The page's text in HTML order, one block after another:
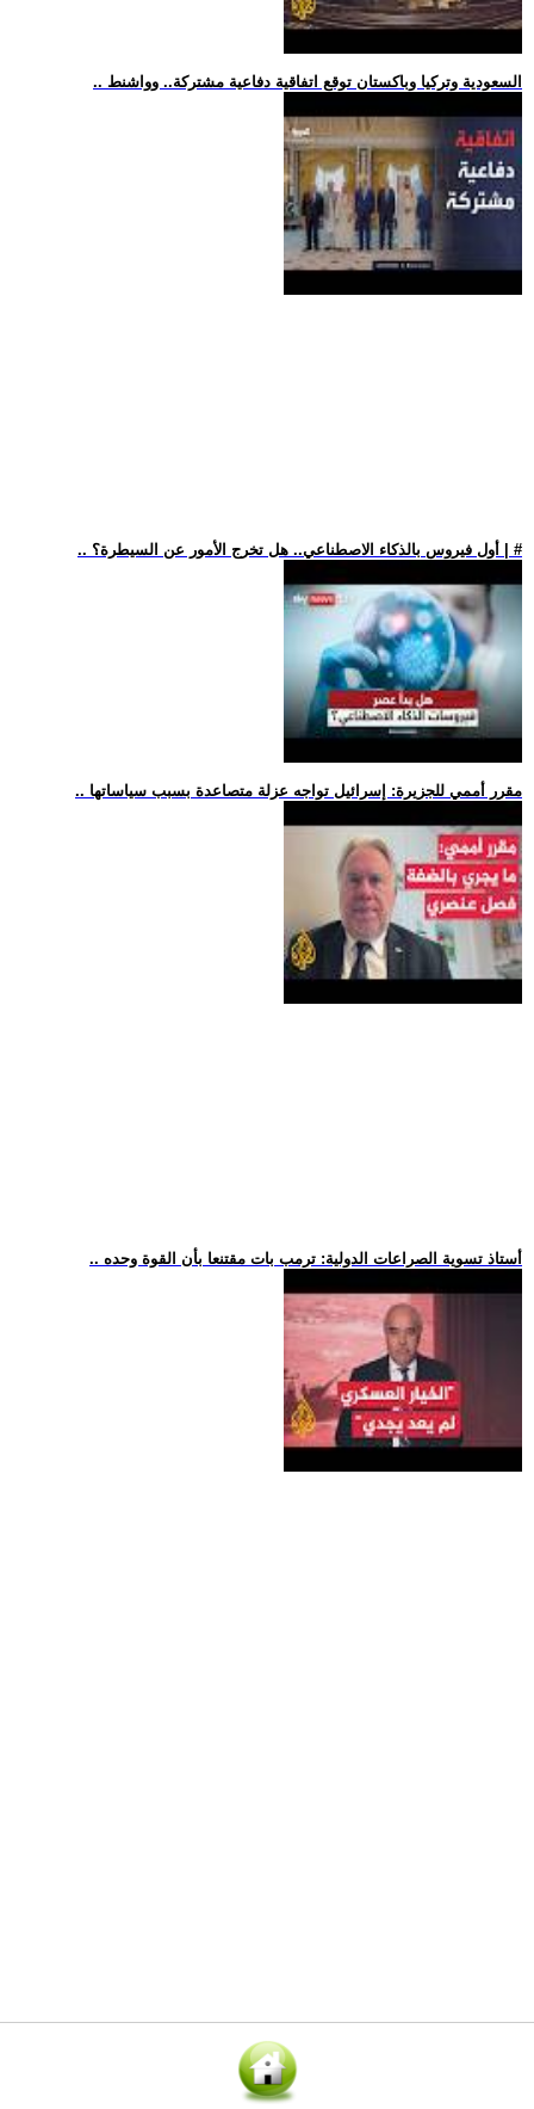
.. السعودية وتركيا وباكستان توقع اتفاقية دفاعية مشتركة.. وواشنط
.. أول فيروس بالذكاء الاصطناعي.. هل تخرج الأمور عن السيطرة؟ | #
.. مقرر أممي للجزيرة: إسرائيل تواجه عزلة متصاعدة بسبب سياساتها
.. أستاذ تسوية الصراعات الدولية: ترمب بات مقتنعا بأن القوة وحده